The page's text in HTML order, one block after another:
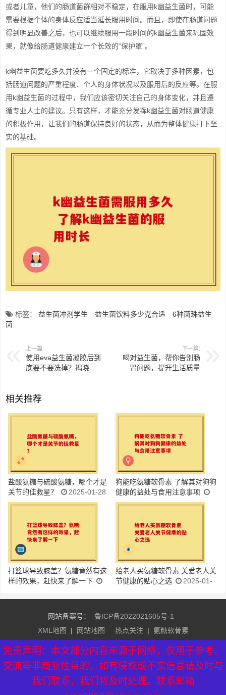
或者儿童，他们的肠道菌群相对不稳定，在服用k幽益生菌时，可能
需要根据个体的身体反应适当延长服用时间。而且，即使在肠道问题
得到明显改善之后，也可以继续服用一段时间的k幽益生菌来巩固效
果，就像给肠道健康建立一个长效的“保护罩”。
k幽益生菌要吃多久并没有一个固定的标准，它取决于多种因素，包
括肠道问题的严重程度、个人的身体状况以及服用后的反应等。在服
用k幽益生菌的过程中，我们应该密切关注自己的身体变化，并且遵
循专业人士的建议。只有这样，才能充分发挥k幽益生菌对肠道健康
的积极作用，让我们的肠道保持良好的状态，从而为整体健康打下坚
实的基础。
标签： 益生菌冲剂学生 益生菌饮料多少克合适
6种菌珠益生
菌
上一篇:
使用eva益生菌凝胶后到
底要不要洗掉？揭晓
下一篇:
喝对益生菌，帮你告别肠
胃问题，提升生活质量
相关推荐
盐酸氨糖与硫酸氨糖，哪个才是
关节的佳救星？
2025-01-28
狗能吃氨糖软骨素 了解其对狗狗
健康的益处与食用注意事项
2025-01-28
打篮球导致膝盖？氨糖竟然有这
样的效果，赶快来了解一下
给老人买氨糖软骨素 关爱老人关
节健康的贴心之选
2025-01-
网站备案号：
鲁ICP备2022021605号-1
XML地图
| 网站地图 热点关注 | 氨糖软骨素
友情链接：
益生菌排行榜 | 益生菌牌子排名
氨糖软骨素品
免责声明：本文部分内容来源于网络，仅用于参考、
交流等非商业性目的。如有侵权或不实信息请及时与
我们联系，我们将及时处理。联系邮箱